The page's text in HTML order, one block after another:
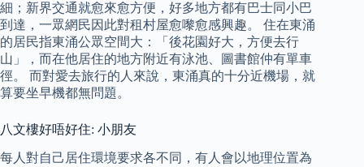
細；新界交通就愈來愈方便，好多地方都有巴士同小巴
到達，一眾網民因此對租村屋愈嚟愈感興趣。 住在東涌
的居民指東涌公眾空間大：「後花園好大，方便去行
山」，而在他居住的地方附近有泳池、圖書館仲有單車
徑。 而對愛去旅行的人來說，東涌真的十分近機場，就
算要坐早機都無問題。
八文樓好唔好住: 小朋友
每人對自己居住環境要求各不同，有人會以地理位置為